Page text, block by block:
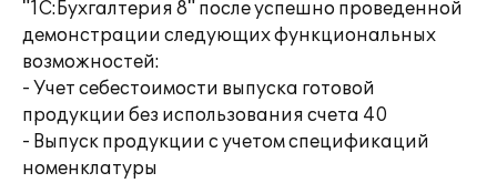
"1С:Бухгалтерия 8" после успешно проведенной
демонстрации следующих функциональных
возможностей:
- Учет себестоимости выпуска готовой
продукции без использования счета 40
- Выпуск продукции с учетом спецификаций
номенклатуры